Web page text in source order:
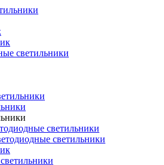
светильники
светильники
светильники